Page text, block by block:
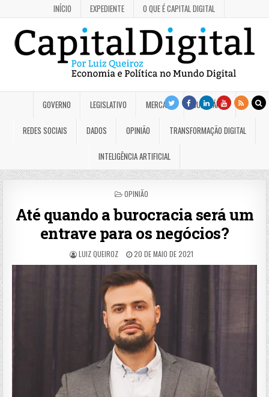
INÍCIO EXPEDIENTE O QUE É CAPITAL DIGITAL
GOVERNO LEGISLATIVO MERCADO JUDICIÁRIO
REDES SOCIAIS DADOS OPINIÃO TRANSFORMAÇÃO DIGITAL
INTELIGÊNCIA ARTIFICIAL
POSTED
OPINIÃO
Até quando a burocracia será um
entrave para os negócios?
LUIZ QUEIROZ 20 DE MAIO DE 2021